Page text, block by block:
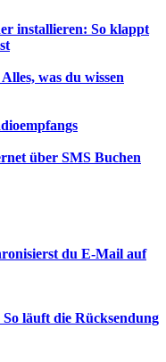
installieren: So klappt
was du wissen
über SMS Buchen
du E-Mail auf
läuft die Rücksendung